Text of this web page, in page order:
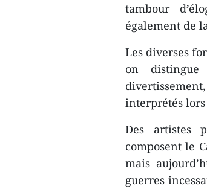
tambour
également de
Les diverses
on
interprétés lors
Des artistes
composent le
mais
guerres